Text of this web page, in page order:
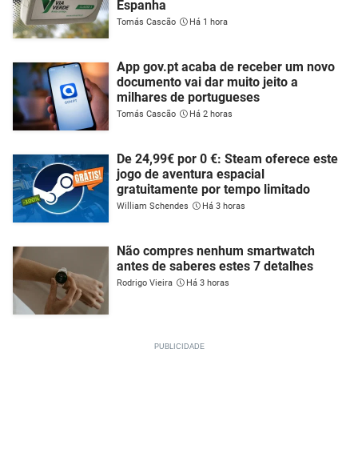
Espanha
Tomás Cascão Há 1 hora
App gov.pt acaba de receber um novo
documento vai dar muito jeito a
milhares de portugueses
Tomás Cascão Há 2 horas
De 24,99€ por 0 €: Steam oferece este
jogo de aventura espacial
gratuitamente por tempo limitado
William Schendes Há 3 horas
Não compres nenhum smartwatch
antes de saberes estes 7 detalhes
Rodrigo Vieira Há 3 horas